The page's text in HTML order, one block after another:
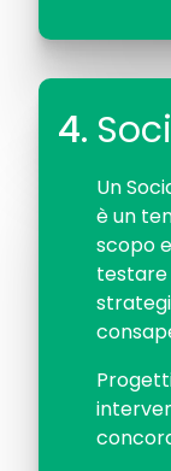
4.
Un
è un
scopo
testare